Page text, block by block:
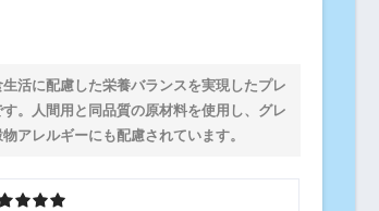
活に配慮した栄養バランスを実現したプレ
す。人間用と同品質の原材料を使用し、グレ
アレルギーにも配慮されています。